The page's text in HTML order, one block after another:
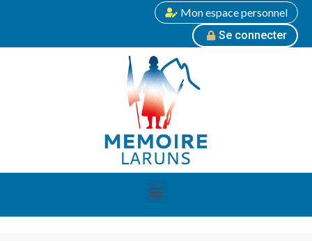
Mon espace personnel
Se connecter